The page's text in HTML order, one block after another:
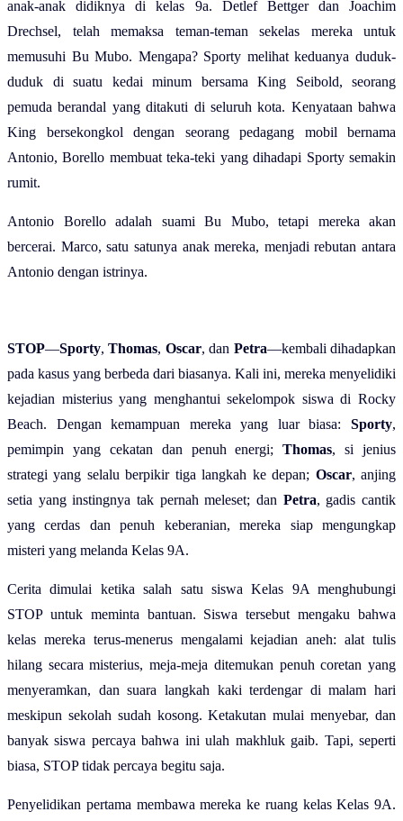
anak-anak didiknya di kelas 9a. Detlef Bettger dan Joachim
Drechsel, telah memaksa teman-teman sekelas mereka untuk
memusuhi Bu Mubo. Mengapa? Sporty melihat keduanya duduk-
duduk di suatu kedai minum bersama King Seibold, seorang
pemuda berandal yang ditakuti di seluruh kota. Kenyataan bahwa
King bersekongkol dengan seorang pedagang mobil bernama
Antonio, Borello membuat teka-teki yang dihadapi Sporty semakin
rumit.
Antonio Borello adalah suami Bu Mubo, tetapi mereka akan
bercerai. Marco, satu satunya anak mereka, menjadi rebutan antara
Antonio dengan istrinya.
STOP—Sporty,Thomas, Oscar, dan Petra—kembali dihadapkan
pada kasus yang berbeda dari biasanya. Kali ini, mereka menyelidiki
kejadian misterius yang menghantui sekelompok siswa di Rocky
Beach. Dengan kemampuan mereka yang luar biasa: Sporty,
pemimpin yang cekatan dan penuh energi;Thomas, si jenius
strategi yang selalu berpikir tiga langkah ke depan; Oscar, anjing
setia yang instingnya tak pernah meleset; dan Petra, gadis cantik
yang cerdas dan penuh keberanian, mereka siap mengungkap
misteri yang melanda Kelas 9A.
Cerita dimulai ketika salah satu siswa Kelas 9A menghubungi
STOP untuk meminta bantuan. Siswa tersebut mengaku bahwa
kelas mereka terus-menerus mengalami kejadian aneh: alat tulis
hilang secara misterius, meja-meja ditemukan penuh coretan yang
menyeramkan, dan suara langkah kaki terdengar di malam hari
meskipun sekolah sudah kosong. Ketakutan mulai menyebar, dan
banyak siswa percaya bahwa ini ulah makhluk gaib. Tapi, seperti
biasa, STOP tidak percaya begitu saja.
Penyelidikan pertama membawa mereka ke ruang kelas Kelas 9A.